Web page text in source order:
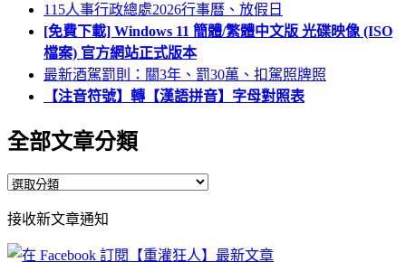
115人事行政總處2026行事曆、放假日
[免費下載] Windows 11 簡體/繁體中文版 光碟映像 (ISO
檔案) 官方網站正式版本
最新酒駕罰則：關3年、罰30萬、扣駕照牌照
【注音符號】轉【漢語拼音】字母對照表
全部文章分類
全
文
章
接收新文章通知